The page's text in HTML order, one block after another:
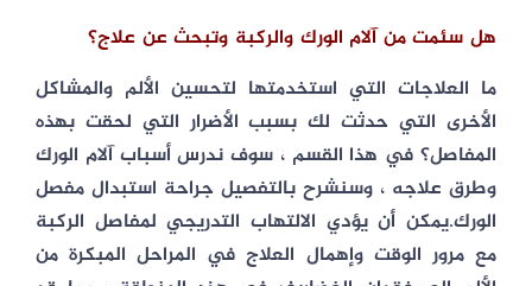
هل سئمت من آلام الورك والركبة وتبحث عن علاج؟
ما العلاجات التي استخدمتها لتحسين الألم والمشاكل
الأخرى التي حدثت لك بسبب الأضرار التي لحقت بهذه
المفاصل؟ في هذا القسم ، سوف ندرس أسباب آلام الورك
وطرق علاجه ، وسنشرح بالتفصيل جراحة استبدال مفصل
الورك.يمكن أن يؤدي الالتهاب التدريجي لمفاصل الركبة
مع مرور الوقت وإهمال العلاج في المراحل المبكرة من